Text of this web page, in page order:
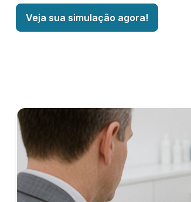
Veja sua simulação agora!